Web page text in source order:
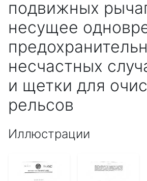
подвижных
несущее
несчастных
и щетки для
рельсов
Иллюстрации